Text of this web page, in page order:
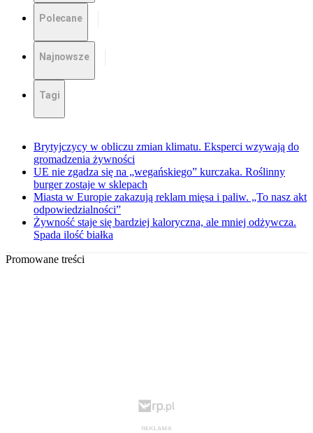
Polecane
Najnowsze
Tagi
Brytyjczycy w obliczu zmian klimatu. Eksperci wzywają do
gromadzenia żywności
UE nie zgadza się na „wegańskiego” kurczaka. Roślinny
burger zostaje w sklepach
Miasta w Europie zakazują reklam mięsa i paliw. „To nasz akt
odpowiedzialności”
Żywność staje się bardziej kaloryczna, ale mniej odżywcza.
Spada ilość białka
Promowane treści